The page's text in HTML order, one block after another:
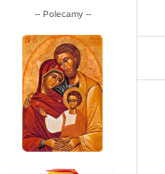
-- Polecamy --